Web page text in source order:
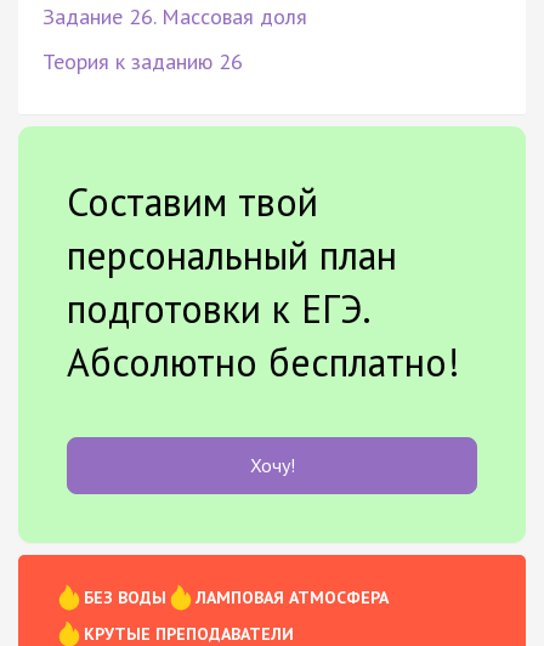
Задание 26. Массовая доля
Теория к заданию 26
Составим твой
персональный план
подготовки к ЕГЭ.
Абсолютно бесплатно!
Хочу!
БЕЗ ВОДЫ
ЛАМПОВАЯ АТМОСФЕРА
КРУТЫЕ ПРЕПОДАВАТЕЛИ